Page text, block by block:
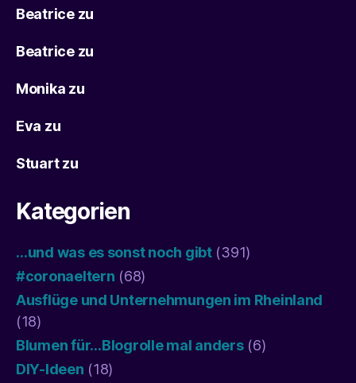
Beatricezu
Beatricezu
Monika zu
Eva zu
Stuartzu
Kategorien
…und was es sonst noch gibt(391)
#coronaeltern (68)
Ausflüge und Unternehmungen im Rheinland
(18)
Blumen für…Blogrolle mal anders(6)
DIY-Ideen (18)